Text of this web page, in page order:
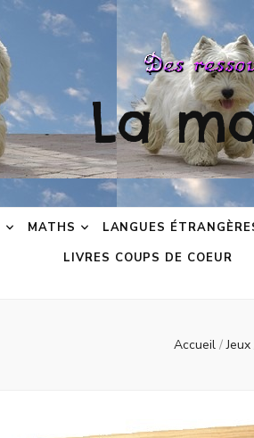
La
MATHS LANGUES
LIVRES COUPS DE COEUR
Accueil / Jeux